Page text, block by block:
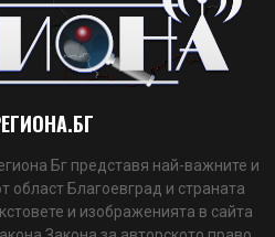
Бг представя най-важните и
област Благоевград и страната
и изображенията в сайта